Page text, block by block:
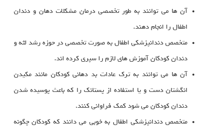
آن ها می توانند به طور تخصصی درمان مشکلات دهان و دندان
اطفال را انجام دهند.
متخصص دندانپزشکی اطفال به صورت تخصصی در حوزه رشد لثه و
دندان کودکان آموزش های لازم را سپری کرده اند.
آن ها می توانند به ترک عادات بد دهانی کودکان مانند مکیدن
انگشتان دست و یا استفاده از پستانک را که باعث پوسیده شدن
دندان کودکان می شود کمک فراوانی کنند.
متخصص دندانپزشکی اطفال به خوبی می دانند که کودکان چگونه